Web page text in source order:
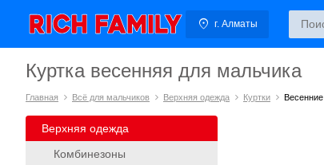
г. Алматы
Куртка весенняя для мальчика
Главная Всё для мальчиков Верхняя одежда Куртки Весенние
Верхняя одежда
Комбинезоны